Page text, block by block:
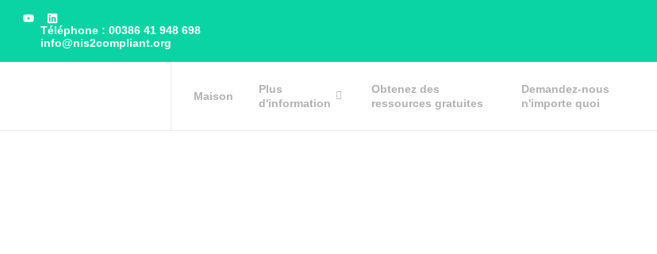
Téléphone : 00386 41 948 698
info@nis2compliant.org
Maison
Plus
d'information
Obtenez des
ressources gratuites
Demandez-nous
n'importe quoi